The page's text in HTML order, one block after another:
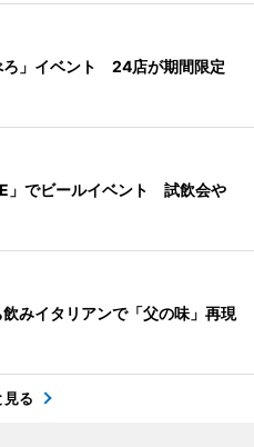
ろ」イベント 24店が期間限定
」でビールイベント 試飲会や
みイタリアンで「父の味」再現
見る